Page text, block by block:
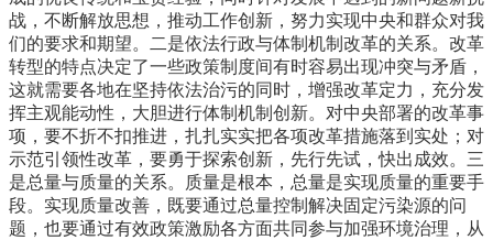
战，不断解放思想，推动工作创新，努力实现中央和群众对我
们的要求和期望。二是依法行政与体制机制改革的关系。改革
转型的特点决定了一些政策制度间有时容易出现冲突与矛盾，
这就需要各地在坚持依法治污的同时，增强改革定力，充分发
挥主观能动性，大胆进行体制机制创新。对中央部署的改革事
项，要不折不扣推进，扎扎实实把各项改革措施落到实处；对
示范引领性改革，要勇于探索创新，先行先试，快出成效。三
是总量与质量的关系。质量是根本，总量是实现质量的重要手
段。实现质量改善，既要通过总量控制解决固定污染源的问
题，也要通过有效政策激励各方面共同参与加强环境治理，从